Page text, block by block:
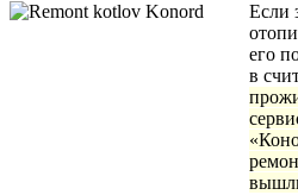
Если
его
в